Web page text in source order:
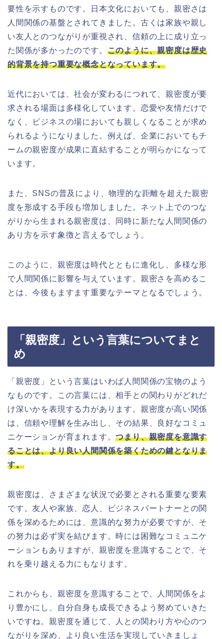
要性を示すものです。日本文化においても、親密さは
人間関係の基盤とされてきました。古くは家族や親し
い友人とのつながりが重視され、信頼の上に成り立っ
た関係が多かったのです。 このように、親密度は歴史
的背景を持つ重要な概念となっています。
近代においては、社会が変わるにつれて、親密度が要
求される場面は多様化しています。恋愛や友情だけで
なく、ビジネスの場においても親しくなることが求め
られるようになりました。例えば、企業においてもチ
ームの親密度が成果に直結することが明らかになって
います。
また、SNSの普及により、物理的な距離を超えた親密
度を形成する手段も増加しました。ネット上でのつな
がりから生まれる親密度は、同時に新たな人間関係の
あり方を示す象徴と言えるでしょう。
このように、親密度は時代とともに進化し、多様な形
で人間関係に影響を与えています。親密さを高めるこ
とは、今後もますます重要なテーマとなるでしょう。
「親密度」という言葉についてまと
め
「親密度」という言葉はいわば人間関係の宝物のよう
なものです。この言葉には、相手との関わりがどれだ
け深いかを表現する力があります。親密度が高い関係
は、信頼や理解を生み出し、その結果、良好なコミュ
ニケーションが育まれます。つまり、親密度を意識す
ることは、より良い人間関係を築くための鍵となりま
す。
親密度は、さまざまな状況で必要とされる重要な要素
です。友人や家族、恋人、ビジネスパートナーとの関
係を深めるためには、意識的な努力が必要ですが、そ
の努力は必ず実を結びます。時には困難なコミュニケ
ーションもありますが、親密度を意識することで、そ
れを乗り越える力にもなります。
これからも、親密度を意識することで、人間関係をよ
り豊かにし、自分自身も成長できるよう努めていきた
いですね。親密度を通じて、人との関わり方や心のつ
ながりを深め、より良い生活を実現していきましょ